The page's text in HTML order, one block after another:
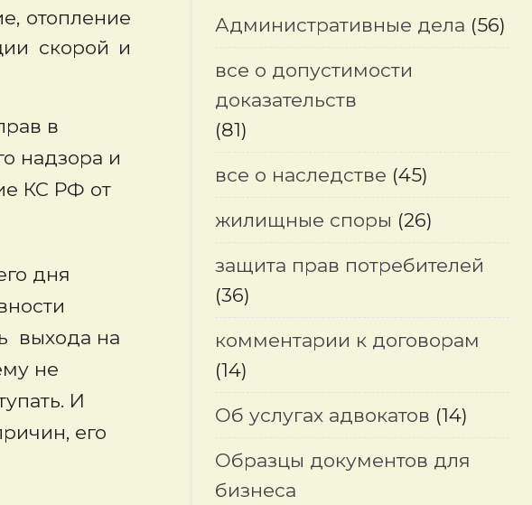
отопление
скорой и
в
надзора и
КС РФ от
дня
выхода на
не
И
его
Административные дела (56)
все о допустимости
доказательств
(81)
все о наследстве (45)
жилищные споры (26)
защита прав потребителей
(36)
комментарии к договорам
(14)
Об услугах адвокатов (14)
Образцы документов для
бизнеса